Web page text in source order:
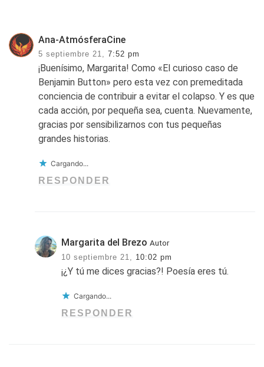
Ana-AtmósferaCine
5 septiembre 21, 7:52 pm
¡Buenísimo, Margarita! Como «El curioso caso de
Benjamin Button» pero esta vez con premeditada
conciencia de contribuir a evitar el colapso. Y es que
cada acción, por pequeña sea, cuenta. Nuevamente,
gracias por sensibilizarnos con tus pequeñas
grandes historias.
Cargando...
RESPONDER
Margarita del Brezo Autor
10 septiembre 21,
10:02 pm
¡¿Y tú me dices gracias?! Poesía eres tú.
Cargando...
RESPONDER